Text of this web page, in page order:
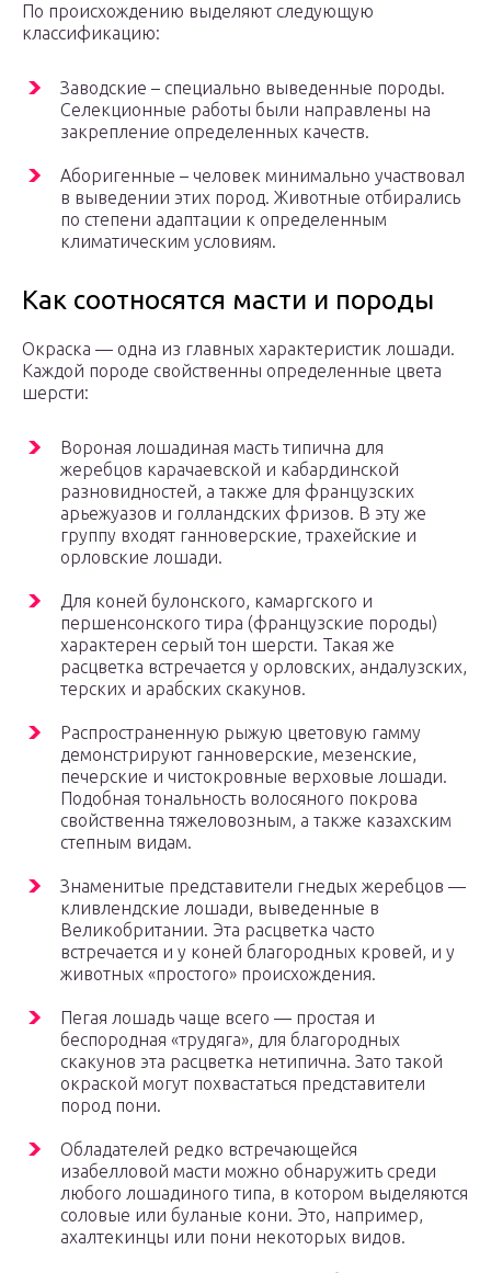
По происхождению выделяют следующую
классификацию:
Заводские – специально выведенные породы.
Селекционные работы были направлены на
закрепление определенных качеств.
Аборигенные – человек минимально участвовал
в выведении этих пород. Животные отбирались
по степени адаптации к определенным
климатическим условиям.
Как соотносятся масти и породы
Окраска — одна из главных характеристик лошади.
Каждой породе свойственны определенные цвета
шерсти:
Вороная лошадиная масть типична для
жеребцов карачаевской и кабардинской
разновидностей, а также для французских
арьежуазов и голландских фризов. В эту же
группу входят ганноверские, трахейские и
орловские лошади.
Для коней булонского, камаргского и
першенсонского тира (французские породы)
характерен серый тон шерсти. Такая же
расцветка встречается у орловских, андалузских,
терских и арабских скакунов.
Распространенную рыжую цветовую гамму
демонстрируют ганноверские, мезенские,
печерские и чистокровные верховые лошади.
Подобная тональность волосяного покрова
свойственна тяжеловозным, а также казахским
степным видам.
Знаменитые представители гнедых жеребцов —
кливлендские лошади, выведенные в
Великобритании. Эта расцветка часто
встречается и у коней благородных кровей, и у
животных «простого» происхождения.
Пегая лошадь чаще всего — простая и
беспородная «трудяга», для благородных
скакунов эта расцветка нетипична. Зато такой
окраской могут похвастаться представители
пород пони.
Обладателей редко встречающейся
изабелловой масти можно обнаружить среди
любого лошадиного типа, в котором выделяются
соловые или буланые кони. Это, например,
ахалтекинцы или пони некоторых видов.